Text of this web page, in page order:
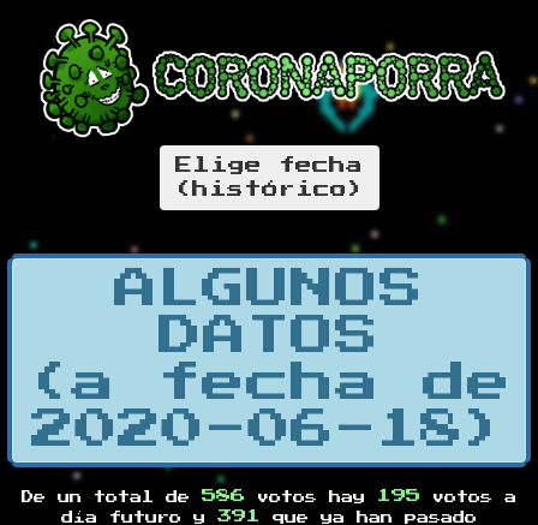
Elige fecha
(histórico)
ALGUNOS
DATOS
(a fecha de
2020-06-18)
De un total de 586 votos hay 195 votos a
día futuro y 391 que ya han pasado